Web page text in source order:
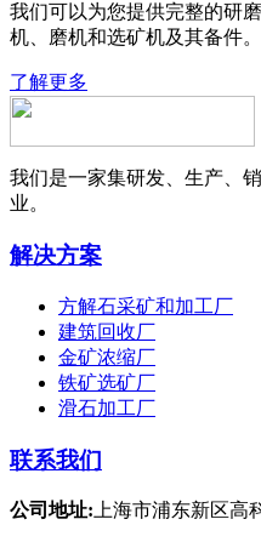
我们可以为您提供完整的研
机、磨机和选矿机及其备件。
了解更多
我们是一家集研发、生产、
业。
解决方案
方解石采矿和加工厂
建筑回收厂
金矿浓缩厂
铁矿选矿厂
滑石加工厂
联系我们
公司地址: 上海市浦东新区高